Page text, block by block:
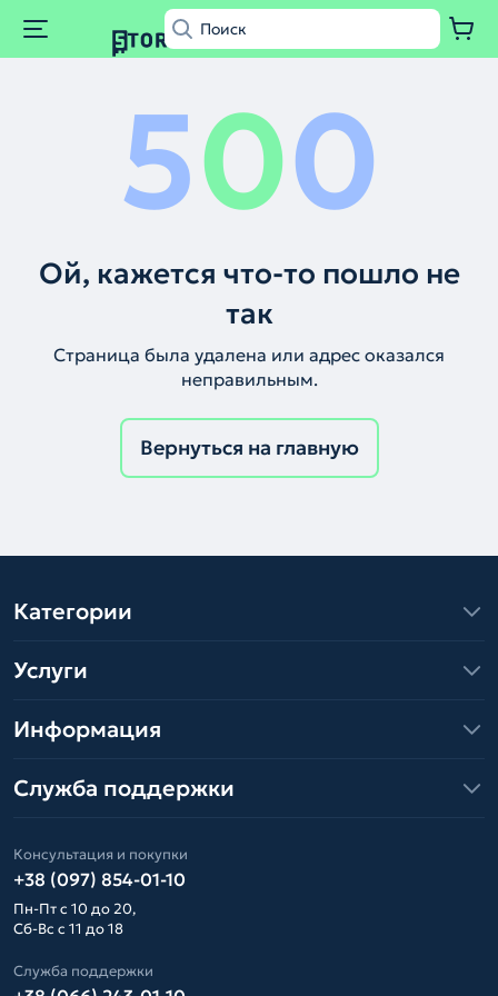
500
Ой, кажется что-то пошло не
так
Страница была удалена или адрес оказался
неправильным.
Вернуться на главную
Категории
Услуги
Информация
Служба поддержки
Консультация и покупки
+38 (097) 854-01-10
Пн-Пт с 10 до 20,
Сб-Вс с 11 до 18
Служба поддержки